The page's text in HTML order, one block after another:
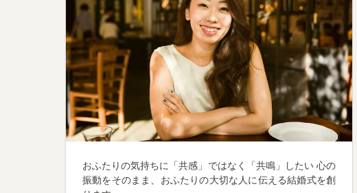
おふたりの気持ちに「共感」ではなく「共鳴」したい 心の
振動をそのまま、おふたりの大切な人に伝える結婚式を創